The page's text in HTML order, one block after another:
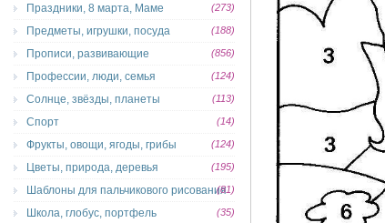
Праздники, 8 марта, Маме (273)
Предметы, игрушки, посуда (188)
Прописи, развивающие (856)
Профессии, люди, семья (124)
Солнце, звёзды, планеты (113)
Спорт (14)
Фрукты, овощи, ягоды, грибы (124)
Цветы, природа, деревья (195)
Шаблоны для пальчикового рисования(81)
Школа, глобус, портфель (35)